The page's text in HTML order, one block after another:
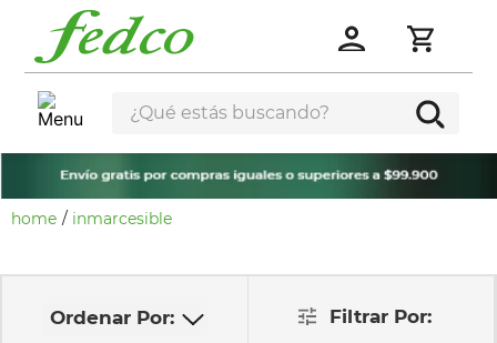
¿Qué estás buscando?
inmarcesible